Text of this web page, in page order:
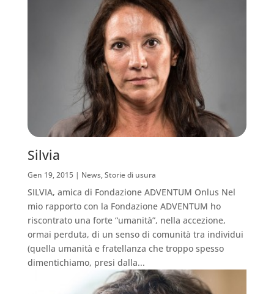
Silvia
Gen 19, 2015| News,Storie di usura
SILVIA, amica di Fondazione ADVENTUM Onlus Nel
mio rapporto con la Fondazione ADVENTUM ho
riscontrato una forte “umanità”, nella accezione,
ormai perduta, di un senso di comunità tra individui
(quella umanità e fratellanza che troppo spesso
dimentichiamo, presi dalla...